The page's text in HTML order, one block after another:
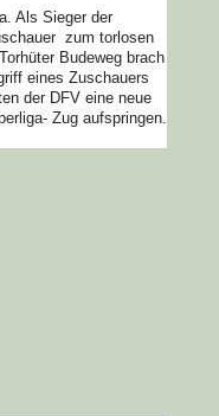
Als Sieger der
zum torlosen
Budeweg brach
eines Zuschauers
der DFV eine neue
Zug aufspringen.